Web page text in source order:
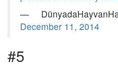
—
December 11, 2014
#5